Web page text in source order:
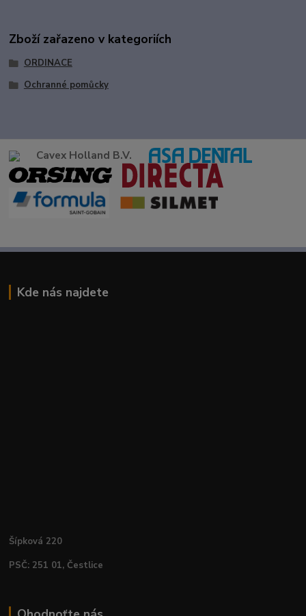
Zboží zařazeno v kategoriích
ORDINACE
Ochranné pomůcky
Cavex Holland B.V.
Kde nás najdete
Šípková 220
PSČ: 251 01, Čestlice